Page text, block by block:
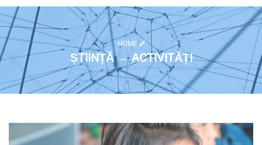
HOME
ȘTIINȚĂ → ACTIVITĂȚI